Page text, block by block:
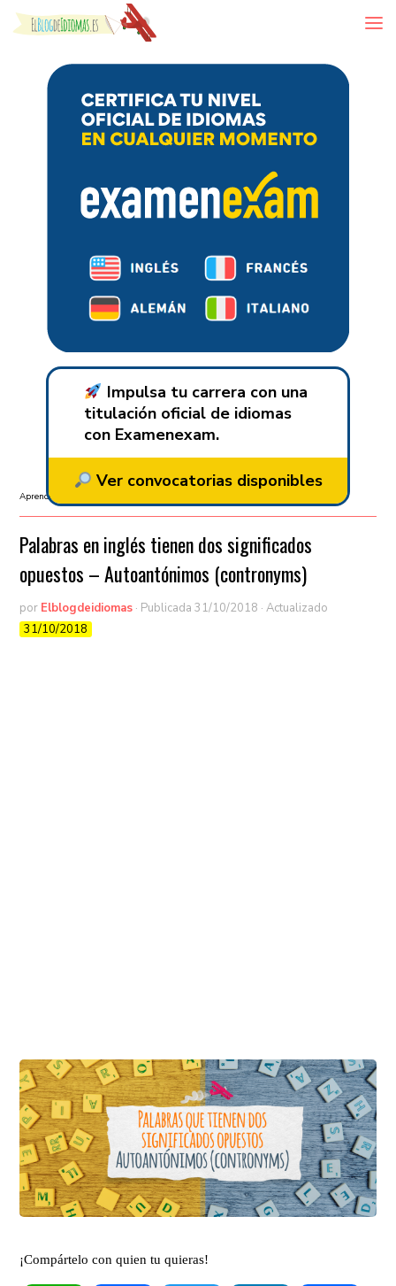
Skip to content
Impulsa tu carrera con una
titulación oficial de idiomas
con Examenexam.
Ver convocatorias disponibles
Aprender inglés
Palabras en inglés tienen dos significados
opuestos – Autoantónimos (contronyms)
por Elblogdeidiomas · Publicada31/10/2018 · Actualizado
31/10/2018
¡Compártelo con quien tu quieras!